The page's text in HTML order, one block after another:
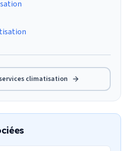
climatisation